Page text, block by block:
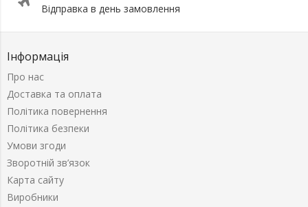
Відправка в день замовлення
Інформація
Про нас
Доставка та оплата
Політика повернення
Політика безпеки
Умови згоди
Зворотній зв’язок
Карта сайту
Виробники